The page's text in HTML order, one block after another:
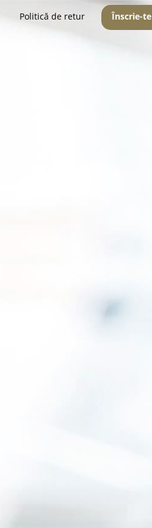
Politică de retur Înscrie-te